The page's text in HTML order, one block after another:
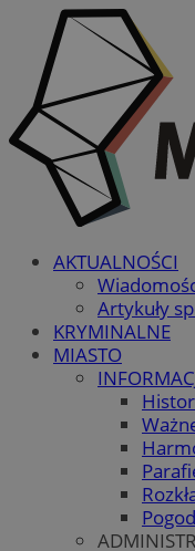
AKTUALNOŚCI
Artykuły
KRYMINALNE
MIASTO